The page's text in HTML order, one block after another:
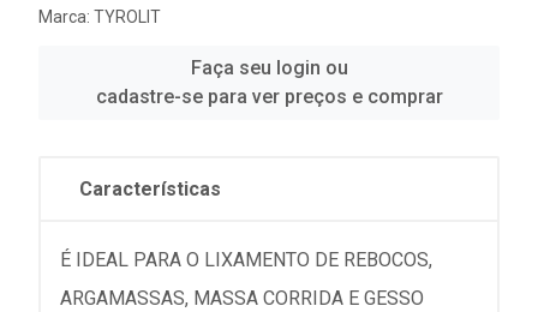
Marca: TYROLIT
Faça seu login ou
cadastre-se para ver preços e comprar
Características
É IDEAL PARA O LIXAMENTO DE REBOCOS,
ARGAMASSAS, MASSA CORRIDA E GESSO